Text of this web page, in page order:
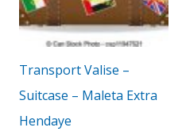
Transport Valise –
Suitcase – Maleta Extra
Hendaye